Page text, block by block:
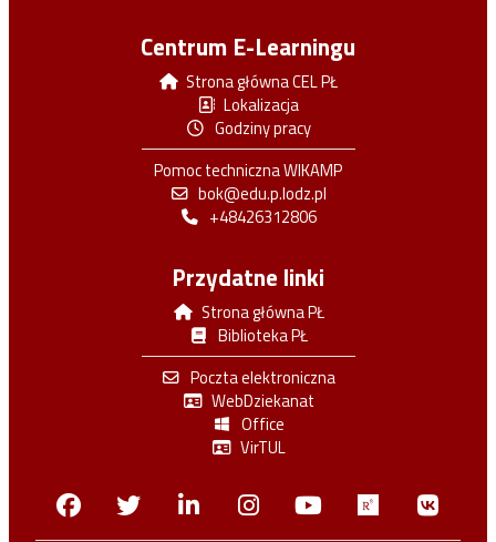
Centrum E-Learningu
Strona główna CEL PŁ
Lokalizacja
Godziny pracy
Pomoc techniczna WIKAMP
bok@edu.p.lodz.pl
+48426312806
Przydatne linki
Strona główna PŁ
Biblioteka PŁ
Poczta elektroniczna
WebDziekanat
Office
VirTUL
FacebookTwitterLinkedinInstagram
Youtube